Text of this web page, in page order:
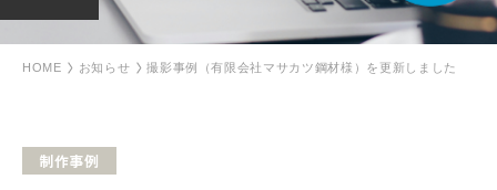
HOME お知らせ 撮影事例（有限会社マサカツ鋼材様）を更新しました
制作事例